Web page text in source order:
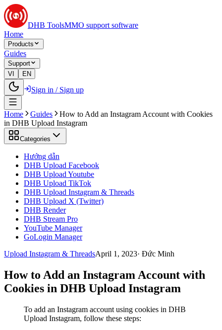
DHB ToolsMMO support software
Home
Products
Guides
Support
VI
EN
Sign in / Sign up
Home Guides
How to Add an Instagram Account with Cookies
in DHB Upload Instagram
Categories
Hướng dẫn
DHB Upload Facebook
DHB Upload Youtube
DHB Upload TikTok
DHB Upload Instagram & Threads
DHB Upload X (Twitter)
DHB Render
DHB Stream Pro
YouTube Manager
GoLogin Manager
Upload Instagram & ThreadsApril 1, 2023· Đức Minh
How to Add an Instagram Account with
Cookies in DHB Upload Instagram
To add an Instagram account using cookies in DHB
Upload Instagram, follow these steps: